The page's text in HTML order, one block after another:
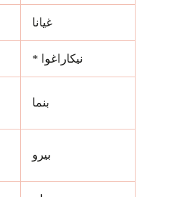
غيانا
نيكاراغوا *
بنما
بيرو